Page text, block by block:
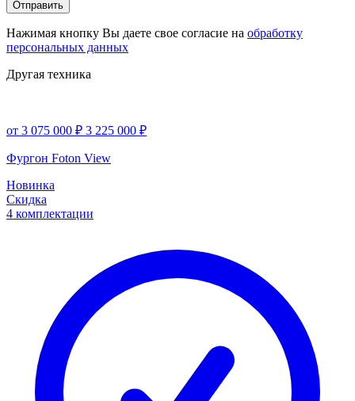
Отправить
Нажимая кнопку Вы даете свое согласие на обработку
персональных данных
Другая техника
от 3 075 000 ₽ 3 225 000 ₽
Фургон Foton View
Новинка
Скидка
4 комплектации